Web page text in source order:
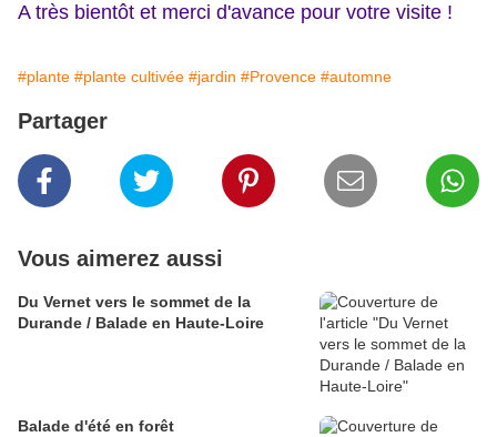
A très bientôt et merci d'avance pour votre visite !
#plante #plante cultivée #jardin #Provence #automne
Partager
Vous aimerez aussi
Du Vernet vers le sommet de la
Durande / Balade en Haute-Loire
Balade d'été en forêt